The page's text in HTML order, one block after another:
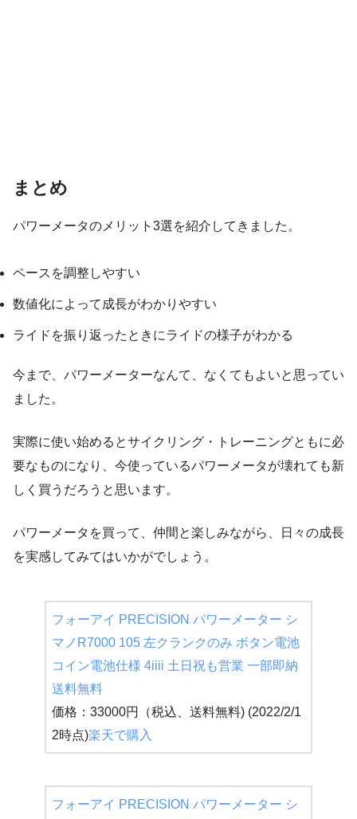
まとめ
パワーメータのメリット3選を紹介してきました。
ペースを調整しやすい
数値化によって成長がわかりやすい
ライドを振り返ったときにライドの様子がわかる
今まで、パワーメーターなんて、なくてもよいと思ってい
ました。
実際に使い始めるとサイクリング・トレーニングともに必
要なものになり、今使っているパワーメータが壊れても新
しく買うだろうと思います。
パワーメータを買って、仲間と楽しみながら、日々の成長
を実感してみてはいかがでしょう。
フォーアイ PRECISION パワーメーター シ
マノR7000 105 左クランクのみ ボタン電池
コイン電池仕様 4iiii 土日祝も営業 一部即納
送料無料
価格：33000円（税込、送料無料) (2022/2/1
2時点)楽天で購入
フォーアイ PRECISION パワーメーター シ